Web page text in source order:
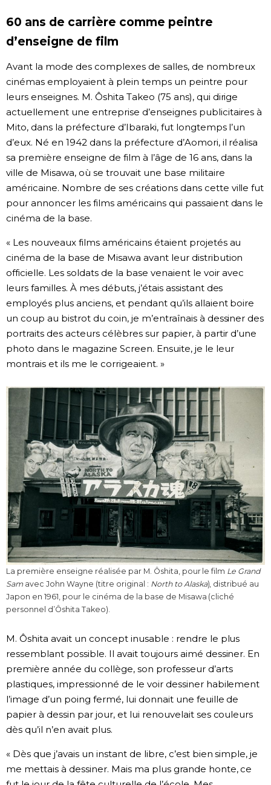
60 ans de carrière comme peintre
d’enseigne de film
Avant la mode des complexes de salles, de nombreux
cinémas employaient à plein temps un peintre pour
leurs enseignes. M. Ôshita Takeo (75 ans), qui dirige
actuellement une entreprise d’enseignes publicitaires à
Mito, dans la préfecture d’Ibaraki, fut longtemps l’un
d’eux. Né en 1942 dans la préfecture d’Aomori, il réalisa
sa première enseigne de film à l’âge de 16 ans, dans la
ville de Misawa, où se trouvait une base militaire
américaine. Nombre de ses créations dans cette ville fut
pour annoncer les films américains qui passaient dans le
cinéma de la base.
« Les nouveaux films américains étaient projetés au
cinéma de la base de Misawa avant leur distribution
officielle. Les soldats de la base venaient le voir avec
leurs familles. À mes débuts, j’étais assistant des
employés plus anciens, et pendant qu’ils allaient boire
un coup au bistrot du coin, je m’entraînais à dessiner des
portraits des acteurs célèbres sur papier, à partir d’une
photo dans le magazine Screen. Ensuite, je le leur
montrais et ils me le corrigeaient. »
La première enseigne réalisée par M. Ôshita, pour le film Le Grand
Samavec John Wayne (titre original : North to Alaska), distribué au
Japon en 1961, pour le cinéma de la base de Misawa (cliché
personnel d’Ôshita Takeo).
M. Ôshita avait un concept inusable : rendre le plus
ressemblant possible. Il avait toujours aimé dessiner. En
première année du collège, son professeur d’arts
plastiques, impressionné de le voir dessiner habilement
l’image d’un poing fermé, lui donnait une feuille de
papier à dessin par jour, et lui renouvelait ses couleurs
dès qu’il n’en avait plus.
« Dès que j’avais un instant de libre, c’est bien simple, je
me mettais à dessiner. Mais ma plus grande honte, ce